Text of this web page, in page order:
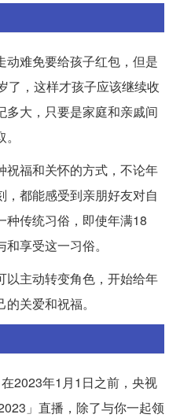
动难免要给孩子红包，但是
了，这样才孩子应该继续收
多大，只要是家庭和亲戚间
祝福和关怀的方式，不论年
都能感受到亲朋好友对自
种传统习俗，即使年满18
享受这一习俗。
以主动转变角色，开始给年
关爱和祝福。
2023年1月1日之前，央视
」直播，除了与你一起领